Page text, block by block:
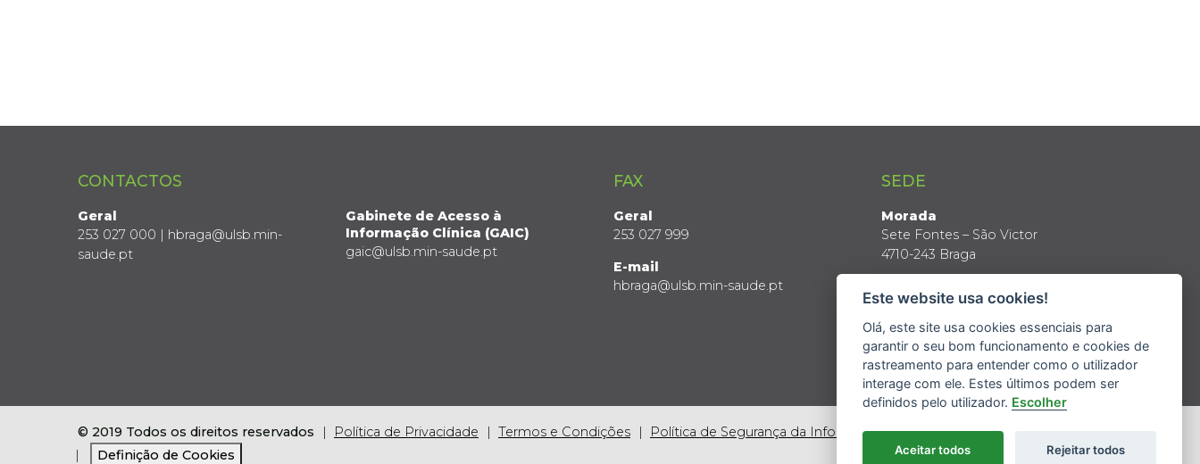
CONTACTOS
Geral
253 027 000 | hbraga@ulsb.min-
saude.pt
Gabinete de Acesso à
Informação Clínica (GAIC)
gaic@ulsb.min-saude.pt
FAX
Geral
253 027 999
E-mail
hbraga@ulsb.min-saude.pt
SEDE
Morada
Sete Fontes – São Victor
4710-243 Braga
Latitude: 41º 34’ N
Longitude: 8º 24’ W
© 2019 Todos os direitos reservados Política de Privacidade Termos e Condições
Política de Segurança da Informação
Definição de Cookies
Este website usa cookies!
Olá, este site usa cookies essenciais para
garantir o seu bom funcionamento e cookies de
rastreamento para entender como o utilizador
interage com ele. Estes últimos podem ser
definidos pelo utilizador. Escolher
Aceitar todos Rejeitar todos